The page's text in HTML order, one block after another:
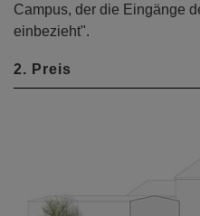
Campus, der die Eingänge
einbezieht".
2. Preis